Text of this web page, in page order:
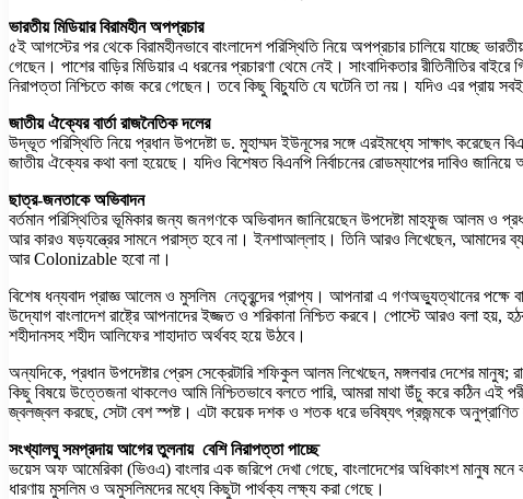
ভারতীয় মিডিয়ার বিরামহীন অপপ্রচার
৫ই আগস্টের পর থেকে বিরামহীনভাবে বাংলাদেশ পরিস্থিতি নিয়ে অপপ্রচার চালিয়ে যাচ্ছে
গেছেন। পাশের বাড়ির মিডিয়ার এ ধরনের প্রচারণা থেমে নেই। সাংবাদিকতার রীতিনীতির
নিরাপত্তা নিশ্চিতে কাজ করে গেছেন। তবে কিছু বিচ্যুতি যে ঘটেনি তা নয়। যদিও এর প্রায়
জাতীয় ঐক্যের বার্তা রাজনৈতিক দলের
উদ্ভূত পরিস্থিতি নিয়ে প্রধান উপদেষ্টা ড. মুহাম্মদ ইউনূসের সঙ্গে এরইমধ্যে সাক্ষাৎ
জাতীয় ঐক্যের কথা বলা হয়েছে। যদিও বিশেষত বিএনপি নির্বাচনের রোডম্যাপের দাবিও
ছাত্র-জনতাকে অভিবাদন
বর্তমান পরিস্থিতির ভূমিকার জন্য জনগণকে অভিবাদন জানিয়েছেন উপদেষ্টা মাহফুজ আলম ও
আর কারও ষড়যন্ত্রের সামনে পরাস্ত হবে না। ইনশাআল্লাহ। তিনি আরও লিখেছেন, আমাদের
আর Colonizable হবো না।
বিশেষ ধন্যবাদ প্রাজ্ঞ আলেম ও মুসলিম নেতৃবৃন্দের প্রাপ্য। আপনারা এ গণঅভ্যুত্থানের পক্ষে
উদ্যোগ বাংলাদেশ রাষ্ট্রে আপনাদের ইজ্জত ও শরিকানা নিশ্চিত করবে। পোস্টে আরও বলা হয়,
শহীদানসহ শহীদ আলিফের শাহাদাত অর্থবহ হয়ে উঠবে।
অন্যদিকে, প্রধান উপদেষ্টার প্রেস সেক্রেটারি শফিকুল আলম লিখেছেন, মঙ্গলবার দেশের
কিছু বিষয়ে উত্তেজনা থাকলেও আমি নিশ্চিতভাবে বলতে পারি, আমরা মাথা উঁচু করে কঠিন এই
জ্বলজ্বল করছে, সেটা বেশ স্পষ্ট। এটা কয়েক দশক ও শতক ধরে ভবিষ্যৎ প্রজন্মকে অনুপ্রাণিত
সংখ্যালঘু সমপ্রদায় আগের তুলনায় বেশি নিরাপত্তা পাচ্ছে
ভয়েস অফ আমেরিকা (ভিওএ) বাংলার এক জরিপে দেখা গেছে, বাংলাদেশের অধিকাংশ মানুষ মনে
ধারণায় মুসলিম ও অমুসলিমদের মধ্যে কিছুটা পার্থক্য লক্ষ্য করা গেছে।